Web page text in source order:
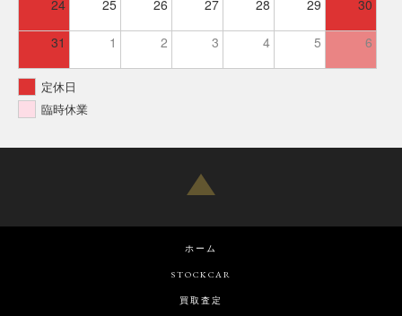
24 25 26 27 28 29 30
31 1 2 3 4 5 6
定休日
臨時休業
ホーム
STOCKCAR
買取査定